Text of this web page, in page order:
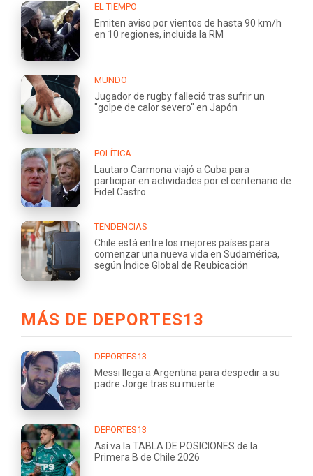
EL TIEMPO
Emiten aviso por vientos de hasta 90 km/h
en 10 regiones, incluida la RM
MUNDO
Jugador de rugby falleció tras sufrir un
"golpe de calor severo" en Japón
POLÍTICA
Lautaro Carmona viajó a Cuba para
participar en actividades por el centenario de
Fidel Castro
TENDENCIAS
Chile está entre los mejores países para
comenzar una nueva vida en Sudamérica,
según Índice Global de Reubicación
MÁS DE DEPORTES13
DEPORTES13
Messi llega a Argentina para despedir a su
padre Jorge tras su muerte
DEPORTES13
Así va la TABLA DE POSICIONES de la
Primera B de Chile 2026